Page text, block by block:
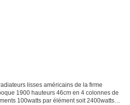
lisses américains de la firme
1900 hauteurs 46cm en 4 colonnes de
100watts par élément soit 2400watts